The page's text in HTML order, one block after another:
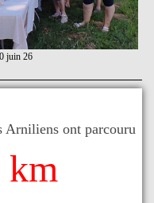
juin 26
Arniliens ont parcouru
km